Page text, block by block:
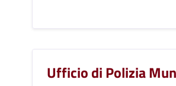
Ufficio di Polizia